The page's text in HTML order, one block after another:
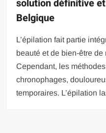
solution définitive
Belgique
L’épilation fait partie
beauté et de bien-être
Cependant, les
chronophages,
temporaires. L’épilation